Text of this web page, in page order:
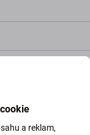
a reklam,